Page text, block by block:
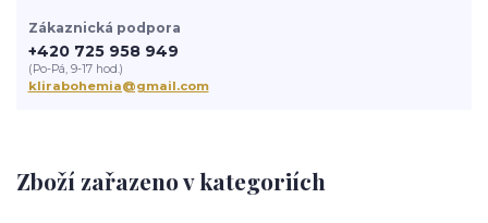
Zboží zařazeno v kategoriích
Zákaznická podpora
+420 725 958 949
(Po-Pá, 9-17 hod.)
klirabohemia@gmail.com